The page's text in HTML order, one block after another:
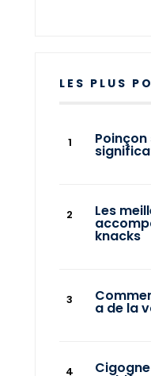
LES PLUS
Poinçon
Les
knacks
a de la
Cigogne